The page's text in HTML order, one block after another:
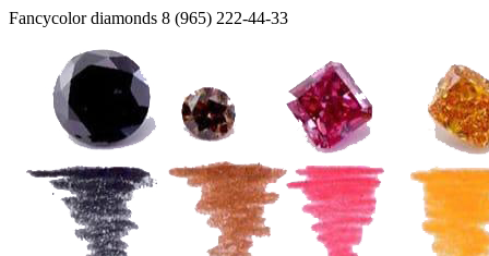
Fancycolor diamonds 8 (965) 222-44-33